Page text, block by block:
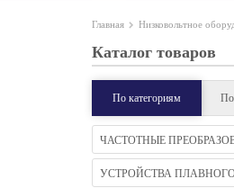
Главная Низковольтное
Каталог товаров
По категориям По
ЧАСТОТНЫЕ
УСТРОЙСТВА